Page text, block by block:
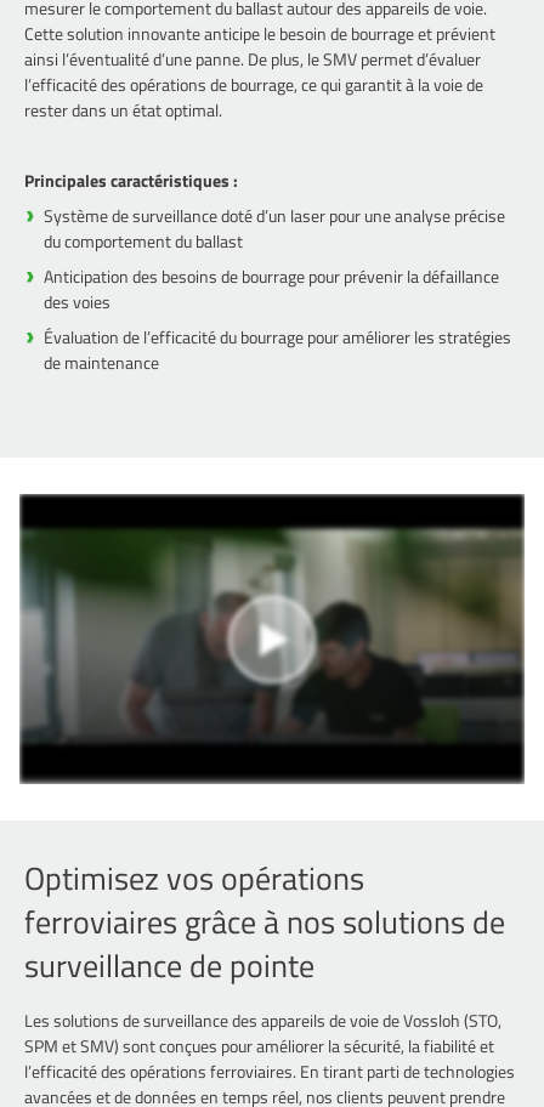
mesurer le comportement du ballast autour des appareils de voie.
Cette solution innovante anticipe le besoin de bourrage et prévient
ainsi l’éventualité d’une panne. De plus, le SMV permet d’évaluer
l’efficacité des opérations de bourrage, ce qui garantit à la voie de
rester dans un état optimal.
Principales caractéristiques :
Système de surveillance doté d’un laser pour une analyse précise
du comportement du ballast
Anticipation des besoins de bourrage pour prévenir la défaillance
des voies
Évaluation de l’efficacité du bourrage pour améliorer les stratégies
de maintenance
Optimisez vos opérations
ferroviaires grâce à nos solutions de
surveillance de pointe
Les solutions de surveillance des appareils de voie de Vossloh (STO,
SPM et SMV) sont conçues pour améliorer la sécurité, la fiabilité et
l’efficacité des opérations ferroviaires. En tirant parti de technologies
avancées et de données en temps réel, nos clients peuvent prendre